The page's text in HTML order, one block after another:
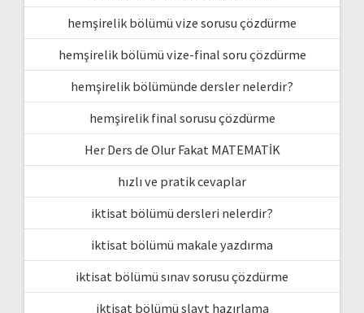
hemşirelik bölümü vize sorusu çözdürme
hemşirelik bölümü vize-final soru çözdürme
hemşirelik bölümünde dersler nelerdir?
hemşirelik final sorusu çözdürme
Her Ders de Olur Fakat MATEMATİK
hızlı ve pratik cevaplar
iktisat bölümü dersleri nelerdir?
iktisat bölümü makale yazdırma
iktisat bölümü sınav sorusu çözdürme
iktisat bölümü slayt hazırlama